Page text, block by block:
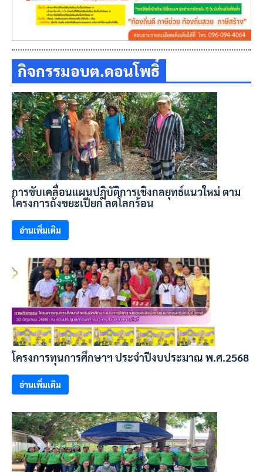
กิจกรรมอบต.ดอนโพธิ์
การขับเคลื่อนแผนปฏิบัติการเชิงกลยุทธ์แนวใหม่ ตาม
โครงการถังขยะเปียก ลดโลกร้อน
อ่านเพิ่มเติม
โครงการทุนการศึกษาฯ ประจำปีงบประมาณ พ.ศ.2568
อ่านเพิ่มเติม